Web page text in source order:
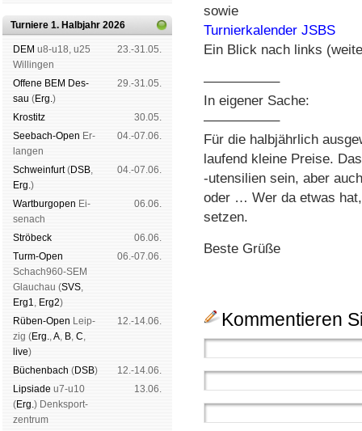
Turniere 1. Halbjahr 2026
DEM u8-u18, u25
Wil­lin­gen
23.-31.05.
Offene BEM Des­
sau (Erg.)
29.-31.05.
Kros­titz
30.05.
See­bach-Open Er­
lan­gen
04.-07.06.
Schwein­furt(DSB,
Erg.)
04.-07.06.
Wart­burg­open Ei­
se­nach
06.06.
Strö­beck
06.06.
Turm-Open
Schach960-SEM
Glau­chau (SVS,
Erg1, Erg2)
06.-07.06.
Rüben-Open Leip­
zig (Erg.,A, B, C,
live)
12.-14.06.
Büchen­bach (DSB)
12.-14.06.
Lipsiade u7-u10
(Erg.) Denk­sport­
zen­trum
13.06.
sowie
Turnierkalender JSBS
Ein Blick nach links
—————–
In eigener Sache:
—————–
Für die halbjährlich
laufend kleine Preise.
-utensilien sein, aber
oder … Wer da etwas
setzen.
Beste Grüße
Kommentieren